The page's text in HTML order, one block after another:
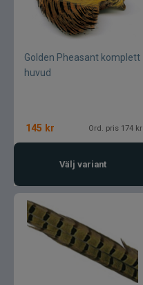
Golden Pheasant komplett
huvud
145 kr Ord. pris 174 kr
Välj variant